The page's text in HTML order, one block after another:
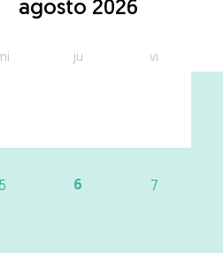
agosto 2026
ju vi
5 6 7